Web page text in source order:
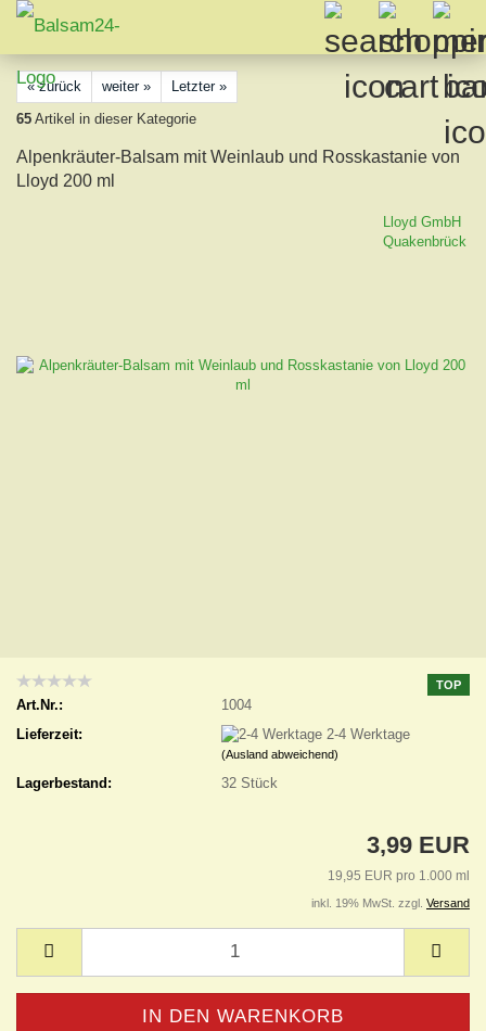
« zurück weiter »
Letzter »
65 Artikel in dieser Kategorie
Alpenkräuter-Balsam mit Weinlaub und Rosskastanie von
Lloyd 200 ml
Lloyd GmbH
Quakenbrück
TOP
Art.Nr.:
1004
Lieferzeit:
2-4 Werktage
(Ausland abweichend)
Lagerbestand: 32Stück
3,99 EUR
19,95 EUR pro 1.000 ml
inkl. 19% MwSt. zzgl. Versand